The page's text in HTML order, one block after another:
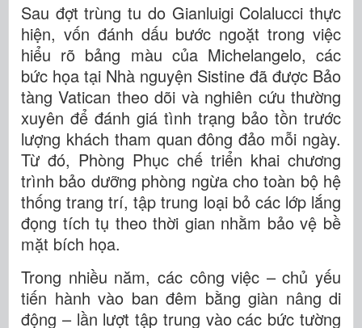
Sau đợt trùng tu do Gianluigi Colalucci thực
hiện, vốn đánh dấu bước ngoặt trong việc
hiểu rõ bảng màu của Michelangelo, các
bức họa tại Nhà nguyện Sistine đã được Bảo
tàng Vatican theo dõi và nghiên cứu thường
xuyên để đánh giá tình trạng bảo tồn trước
lượng khách tham quan đông đảo mỗi ngày.
Từ đó, Phòng Phục chế triển khai chương
trình bảo dưỡng phòng ngừa cho toàn bộ hệ
thống trang trí, tập trung loại bỏ các lớp lắng
đọng tích tụ theo thời gian nhằm bảo vệ bề
mặt bích họa.
Trong nhiều năm, các công việc – chủ yếu
tiến hành vào ban đêm bằng giàn nâng di
động – lần lượt tập trung vào các bức tường